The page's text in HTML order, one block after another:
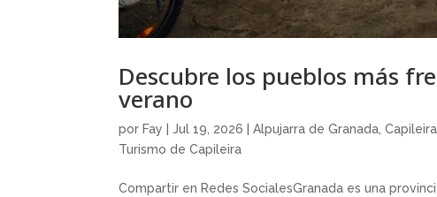
Descubre los pueblos más
verano
por Fay |Jul 19, 2026 |Alpujarra de Granada ,Capileira
Turismo de Capileira
Compartir en Redes SocialesGranada es una